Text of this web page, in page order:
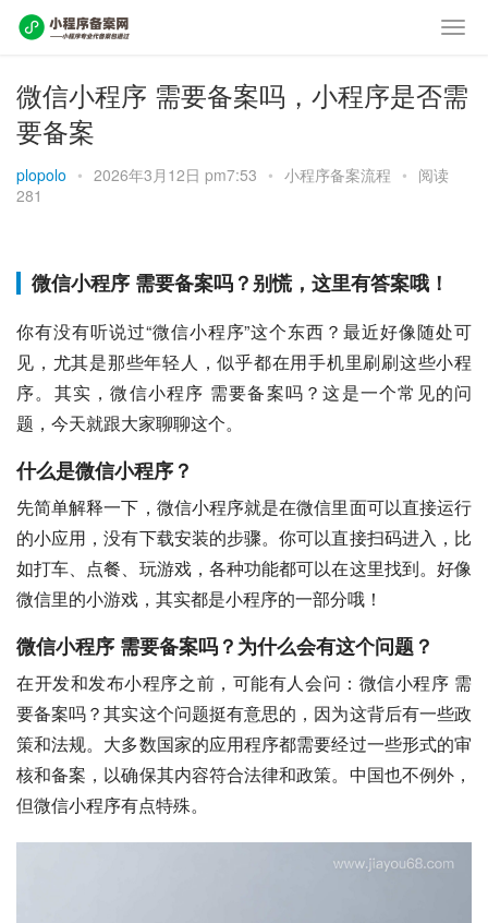
微信小程序 需要备案吗，小程序是否需
要备案
plopolo • 2026年3月12日 pm7:53 • 小程序备案流程 • 阅读
281
微信小程序 需要备案吗？别慌，这里有答案哦！
你有没有听说过“微信小程序”这个东西？最近好像随处可
见，尤其是那些年轻人，似乎都在用手机里刷刷这些小程
序。其实，微信小程序 需要备案吗？这是一个常见的问
题，今天就跟大家聊聊这个。
什么是微信小程序？
先简单解释一下，微信小程序就是在微信里面可以直接运行
的小应用，没有下载安装的步骤。你可以直接扫码进入，比
如打车、点餐、玩游戏，各种功能都可以在这里找到。好像
微信里的小游戏，其实都是小程序的一部分哦！
微信小程序 需要备案吗？为什么会有这个问题？
在开发和发布小程序之前，可能有人会问：微信小程序 需
要备案吗？其实这个问题挺有意思的，因为这背后有一些政
策和法规。大多数国家的应用程序都需要经过一些形式的审
核和备案，以确保其内容符合法律和政策。中国也不例外，
但微信小程序有点特殊。